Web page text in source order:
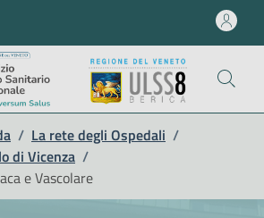
/ La rete degli Ospedali /
di Vicenza /
e Vascolare